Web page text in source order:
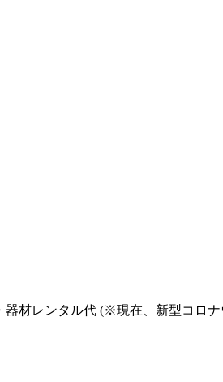
材レンタル代 (※現在、新型コロ